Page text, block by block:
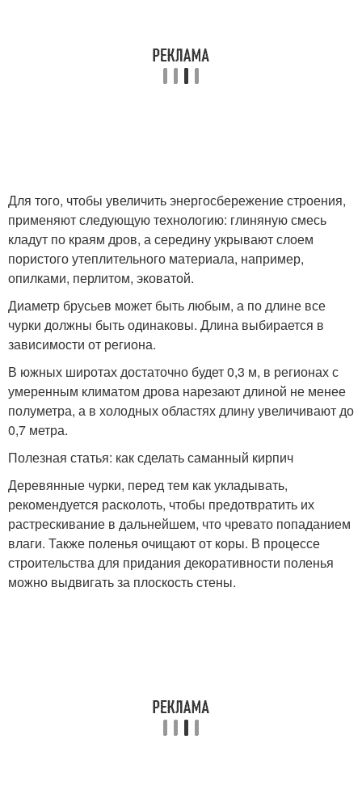
Для того, чтобы увеличить энергосбережение строения,
применяют следующую технологию: глиняную смесь
кладут по краям дров, а середину укрывают слоем
пористого утеплительного материала, например,
опилками, перлитом, эковатой.
Диаметр брусьев может быть любым, а по длине все
чурки должны быть одинаковы. Длина выбирается в
зависимости от региона.
В южных широтах достаточно будет 0,3 м, в регионах с
умеренным климатом дрова нарезают длиной не менее
полуметра, а в холодных областях длину увеличивают до
0,7 метра.
Полезная статья: как сделать саманный кирпич
Деревянные чурки, перед тем как укладывать,
рекомендуется расколоть, чтобы предотвратить их
растрескивание в дальнейшем, что чревато попаданием
влаги. Также поленья очищают от коры. В процессе
строительства для придания декоративности поленья
можно выдвигать за плоскость стены.